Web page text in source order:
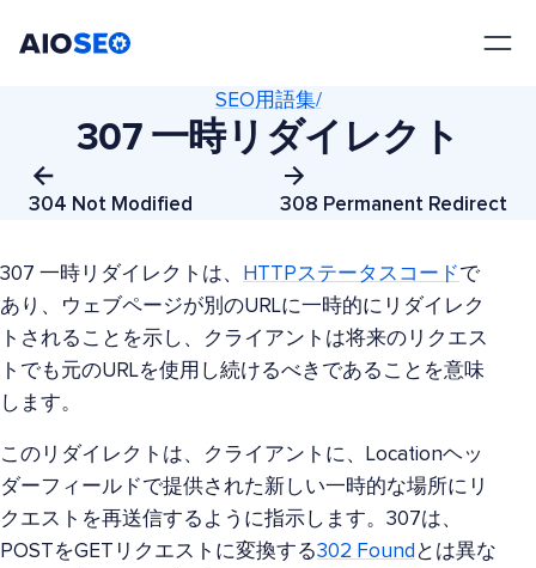
304 Not Modified
SEO用語集/
307 一時リダイレクト
308 Permanent Redirect
307 一時リダイレクトは、 HTTPステータスコードで
あり、ウェブページが別のURLに一時的にリダイレク
トされることを示し、クライアントは将来のリクエス
トでも元のURLを使用し続けるべきであることを意味
します。
このリダイレクトは、クライアントに、Locationヘッ
ダーフィールドで提供された新しい一時的な場所にリ
クエストを再送信するように指示します。307は、
POSTをGETリクエストに変換する302 Found とは異な